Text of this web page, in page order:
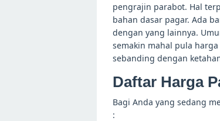
pengrajin parabot. Hal
bahan dasar pagar. Ada
dengan yang lainnya.
semakin mahal pula
sebanding dengan
Daftar Harga
Bagi Anda yang sedang
: